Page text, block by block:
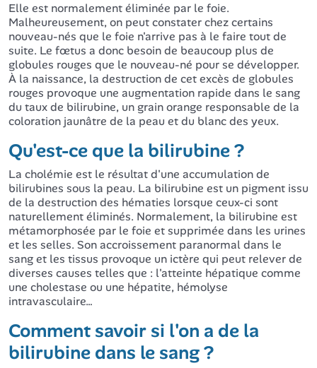
Elle est normalement éliminée par le foie.
Malheureusement, on peut constater chez certains
nouveau-nés que le foie n'arrive pas à le faire tout de
suite. Le fœtus a donc besoin de beaucoup plus de
globules rouges que le nouveau-né pour se développer.
À la naissance, la destruction de cet excès de globules
rouges provoque une augmentation rapide dans le sang
du taux de bilirubine, un grain orange responsable de la
coloration jaunâtre de la peau et du blanc des yeux.
Qu'est-ce que la bilirubine ?
La cholémie est le résultat d'une accumulation de
bilirubines sous la peau. La bilirubine est un pigment issu
de la destruction des hématies lorsque ceux-ci sont
naturellement éliminés. Normalement, la bilirubine est
métamorphosée par le foie et supprimée dans les urines
et les selles. Son accroissement paranormal dans le
sang et les tissus provoque un ictère qui peut relever de
diverses causes telles que : l'atteinte hépatique comme
une cholestase ou une hépatite, hémolyse
intravasculaire…
Comment savoir si l'on a de la
bilirubine dans le sang ?